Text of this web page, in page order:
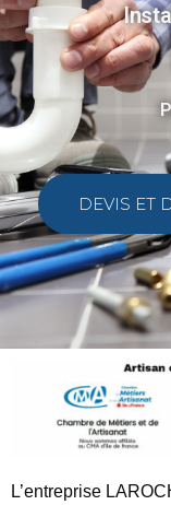
DEVIS ET
L’entreprise